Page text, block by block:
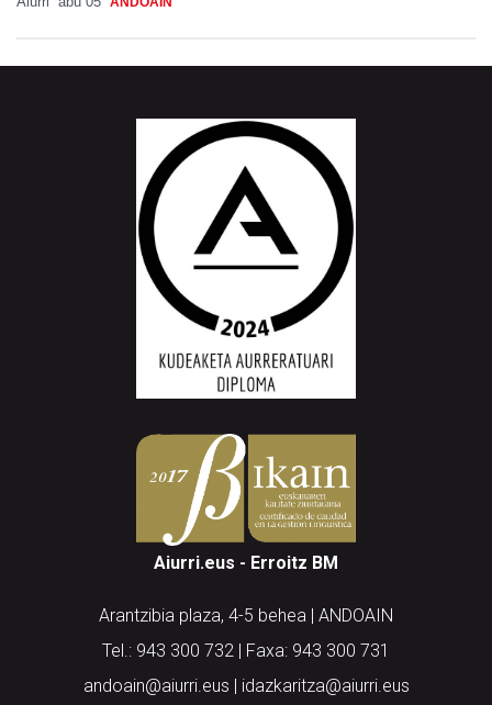
Aiurri.eus - Erroitz BM
Arantzibia plaza, 4-5 behea | ANDOAIN
Tel.: 943 300 732 | Faxa: 943 300 731
andoain@aiurri.eus | idazkaritza@aiurri.eus